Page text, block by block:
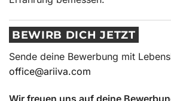
BEWIRB DICH JETZT
Sende deine Bewerbung mit
office@ariiva.com
Wir freuen uns auf deine